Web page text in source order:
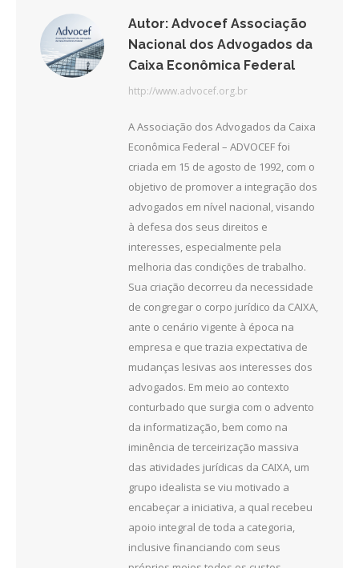
Autor: Advocef Associação
Nacional dos Advogados da
Caixa Econômica Federal
http://www.advocef.org.br
A Associação dos Advogados da Caixa
Econômica Federal – ADVOCEF foi
criada em 15 de agosto de 1992, com o
objetivo de promover a integração dos
advogados em nível nacional, visando
à defesa dos seus direitos e
interesses, especialmente pela
melhoria das condições de trabalho.
Sua criação decorreu da necessidade
de congregar o corpo jurídico da CAIXA,
ante o cenário vigente à época na
empresa e que trazia expectativa de
mudanças lesivas aos interesses dos
advogados. Em meio ao contexto
conturbado que surgia com o advento
da informatização, bem como na
iminência de terceirização massiva
das atividades jurídicas da CAIXA, um
grupo idealista se viu motivado a
encabeçar a iniciativa, a qual recebeu
apoio integral de toda a categoria,
inclusive financiando com seus